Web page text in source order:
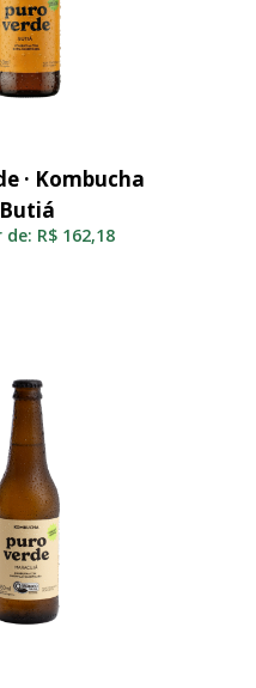
Selecionar
· Kombucha
Butiá
de: R$ 162,18